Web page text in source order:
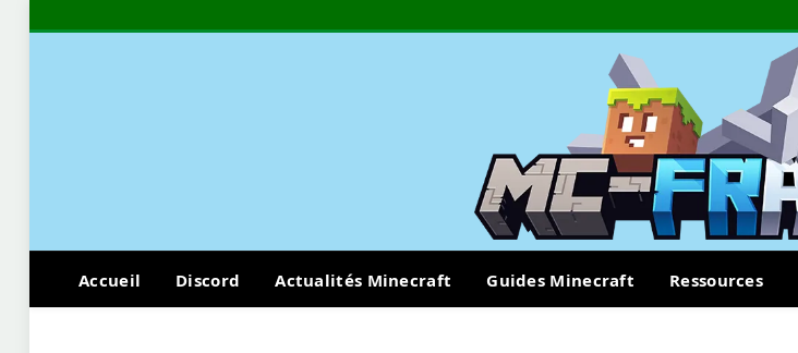
Accueil Discord Actualités Minecraft Guides Minecraft Ressources